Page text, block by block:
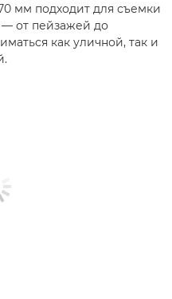
мм подходит для съемки
от пейзажей до
как уличной, так и